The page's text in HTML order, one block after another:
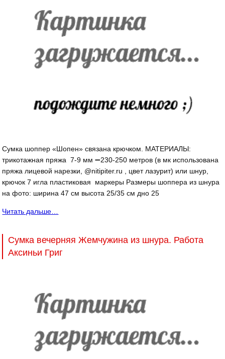
Сумка шоппер «Шопен» связана крючком. МАТЕРИАЛЫ:
трикотажная пряжа 7-9 мм ➖230-250 метров (в мк использована
пряжа лицевой нарезки, @nitipiter.ru , цвет лазурит) или шнур,
крючок 7 игла пластиковая маркеры Размеры шоппера из шнура
на фото: ширина 47 см высота 25/35 см дно 25
Читать дальше…
Сумка вечерняя Жемчужина из шнура. Работа
Аксиньи Григ